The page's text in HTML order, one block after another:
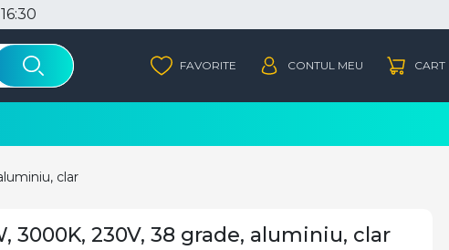
clar
3000K, 230V, 38 grade, aluminiu, clar